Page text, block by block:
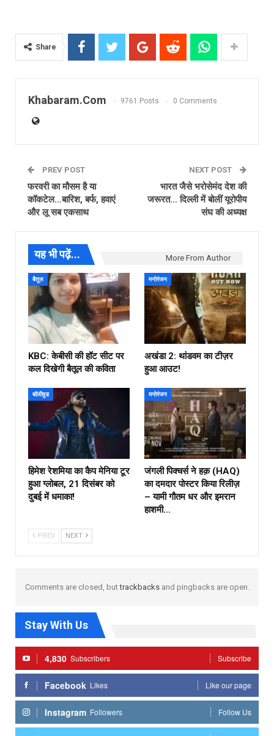
Share
Khabaram.Com 9761 Posts 0 Comments
PREV POST
फरवरी का मौसम है या
कॉकटेल…बारिश, बर्फ, हवाएं
और लू सब एकसाथ
NEXT POST
भारत जैसे भरोसेमंद देश की
जरूरत… दिल्ली में बोलीं यूरोपीय
संघ की अध्यक्ष
यह भी पढ़ें... More From Author
बैतूल
KBC: केबीसी की हॉट सीट पर
कल दिखेगी बैतूल की कविता
मनोरंजन
अखंडा 2: थांडवम का टीज़र
हुआ आउट!
बॉलीवुड
हिमेश रेशमिया का कैप मेनिया टूर
हुआ ग्लोबल, 21 दिसंबर को
दुबई में धमाका!
मनोरंजन
जंगली पिक्चर्स ने हक़ (HAQ)
का दमदार पोस्टर किया रिलीज़
– यामी गौतम धर और इमरान
हाशमी…
PREV NEXT
Comments are closed, buttrackbacksand pingbacks are open.
Stay With Us
4,830 Subscribers Subscribe
Facebook Likes Like our page
Instagram Followers Follow Us